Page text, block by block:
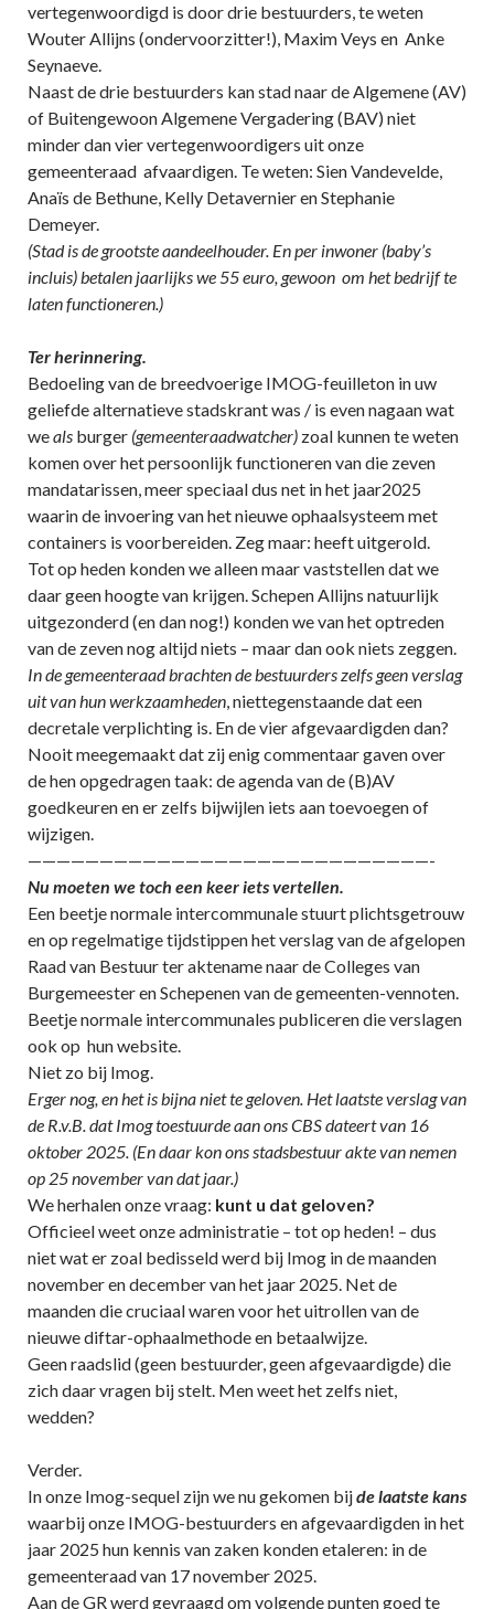
vertegenwoordigd is door drie bestuurders, te weten
Wouter Allijns (ondervoorzitter!), Maxim Veys en Anke
Seynaeve.
Naast de drie bestuurders kan stad naar de Algemene (AV)
of Buitengewoon Algemene Vergadering (BAV) niet
minder dan vier vertegenwoordigers uit onze
gemeenteraad afvaardigen. Te weten: Sien Vandevelde,
Anaïs de Bethune, Kelly Detavernier en Stephanie
Demeyer.
(Stad is de grootste aandeelhouder. En per inwoner (baby’s
incluis) betalen jaarlijks we 55 euro, gewoon om het bedrijf te
laten functioneren.)
Ter herinnering.
Bedoeling van de breedvoerige IMOG-feuilleton in uw
geliefde alternatieve stadskrant was / is even nagaan wat
weals burger (gemeenteraadwatcher) zoal kunnen te weten
komen over het persoonlijk functioneren van die zeven
mandatarissen, meer speciaal dus net in het jaar2025
waarin de invoering van het nieuwe ophaalsysteem met
containers is voorbereiden. Zeg maar: heeft uitgerold.
Tot op heden konden we alleen maar vaststellen dat we
daar geen hoogte van krijgen. Schepen Allijns natuurlijk
uitgezonderd (en dan nog!) konden we van het optreden
van de zeven nog altijd niets – maar dan ook niets zeggen.
In de gemeenteraad brachten de bestuurders zelfs geen verslag
uit van hun werkzaamheden, niettegenstaande dat een
decretale verplichting is. En de vier afgevaardigden dan?
Nooit meegemaakt dat zij enig commentaar gaven over
de hen opgedragen taak: de agenda van de (B)AV
goedkeuren en er zelfs bijwijlen iets aan toevoegen of
wijzigen.
————————————————————————————-
Nu moeten we toch een keer iets vertellen.
Een beetje normale intercommunale stuurt plichtsgetrouw
en op regelmatige tijdstippen het verslag van de afgelopen
Raad van Bestuur ter aktename naar de Colleges van
Burgemeester en Schepenen van de gemeenten-vennoten.
Beetje normale intercommunales publiceren die verslagen
ook op hun website.
Niet zo bij Imog.
Erger nog, en het is bijna niet te geloven. Het laatste verslag van
de R.v.B. dat Imog toestuurde aan ons CBS dateert van 16
oktober 2025. (En daar kon ons stadsbestuur akte van nemen
op 25 november van dat jaar.)
We herhalen onze vraag: kunt u dat geloven?
Officieel weet onze administratie – tot op heden! – dus
niet wat er zoal bedisseld werd bij Imog in de maanden
november en december van het jaar 2025. Net de
maanden die cruciaal waren voor het uitrollen van de
nieuwe diftar-ophaalmethode en betaalwijze.
Geen raadslid (geen bestuurder, geen afgevaardigde) die
zich daar vragen bij stelt. Men weet het zelfs niet,
wedden?
Verder.
In onze Imog-sequel zijn we nu gekomen bijde laatste kans
waarbij onze IMOG-bestuurders en afgevaardigden in het
jaar 2025 hun kennis van zaken konden etaleren: in de
gemeenteraad van 17 november 2025.
Aan de GR werd gevraagd om volgende punten goed te